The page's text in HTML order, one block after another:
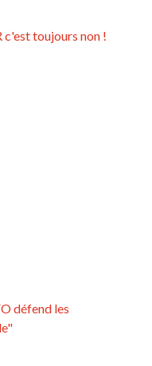
c'est toujours non !
défend les